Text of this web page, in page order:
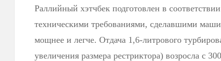
Раллийный хэтчбек подготовлен в
техническими требованиями, сделавшими
мощнее и легче. Отдача 1,6-литрового
увеличения размера рестриктора) возросла с